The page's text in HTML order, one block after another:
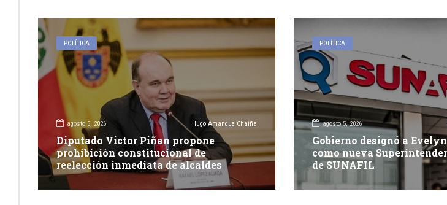
POLÍTICA
agosto 5, 2026 Hugo Amanque Chaiña
Diputado Victor Piñan propone
prohibición constitucional de
reelección inmediata de alcaldes
POLÍTICA
agosto 5, 2026
Gobierno designó a
como nueva
de SUNAFIL